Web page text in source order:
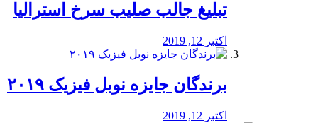
تبلیغ جالب صلیب سرخ استرالیا
اکتبر 12, 2019
برندگان جایزه نوبل فیزیک ۲۰۱۹
اکتبر 12, 2019